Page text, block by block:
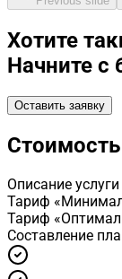
Хотите
Начните с
Оставить заявку
Стоимость
Описание услуги
Тариф
Тариф
Cоставление